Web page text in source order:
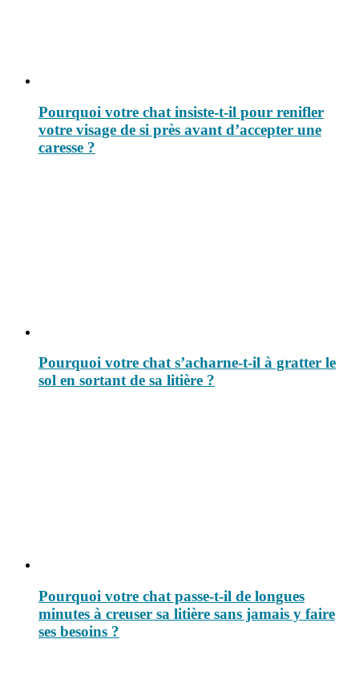
Pourquoi votre chat insiste-t-il pour renifler
votre visage de si près avant d’accepter une
caresse ?
Pourquoi votre chat s’acharne-t-il à gratter le
sol en sortant de sa litière ?
Pourquoi votre chat passe-t-il de longues
minutes à creuser sa litière sans jamais y faire
ses besoins ?